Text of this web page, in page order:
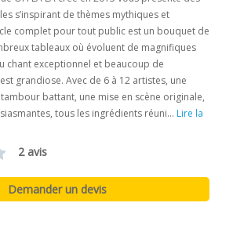
s’inspirant de thèmes mythiques et
complet pour tout public est un bouquet de
tableaux où évoluent de magnifiques
chant exceptionnel et beaucoup de
grandiose. Avec de 6 à 12 artistes, une
battant, une mise en scène originale,
tous les ingrédients réuni... Lire la
2 avis